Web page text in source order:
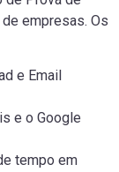
empresas. Os
e Email
e o Google
tempo em